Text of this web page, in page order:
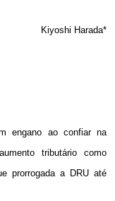
Kiyoshi Harada*
engano ao confiar na
tributário como
prorrogada a DRU até